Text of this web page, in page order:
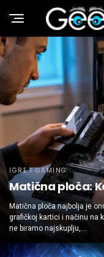
IGRE I GAMING
Matična ploča:
Matična ploča najbolja je
grafičkoj kartici i načinu na
ne biramo najskuplju,...